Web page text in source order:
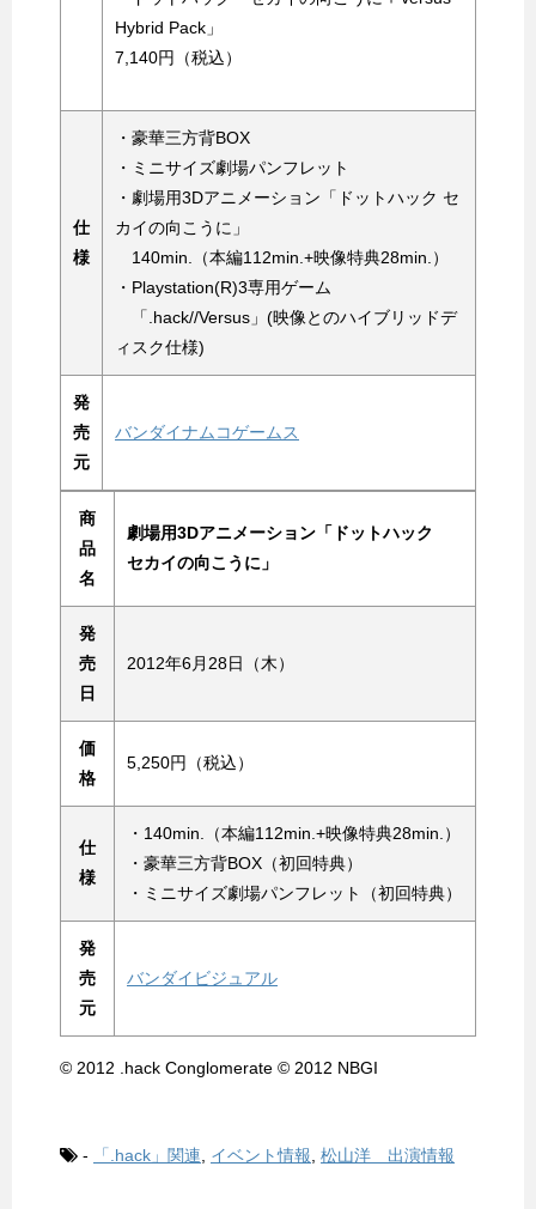
Hybrid Pack」
7,140円（税込）
仕
様
・豪華三方背BOX
・ミニサイズ劇場パンフレット
・劇場用3Dアニメーション「ドットハック セ
カイの向こうに」
140min.（本編112min.+映像特典28min.）
・Playstation(R)3専用ゲーム
「.hack//Versus」(映像とのハイブリッドデ
ィスク仕様)
発
売
元
バンダイナムコゲームス
商
品
名
劇場用3Dアニメーション「ドットハック
セカイの向こうに」
発
売
日
2012年6月28日（木）
価
格
5,250円（税込）
仕
様
・140min.（本編112min.+映像特典28min.）
・豪華三方背BOX（初回特典）
・ミニサイズ劇場パンフレット（初回特典）
発
売
元
バンダイビジュアル
© 2012 .hack Conglomerate © 2012 NBGI
- 「.hack」関連 イベント情報 松山洋 出演情報